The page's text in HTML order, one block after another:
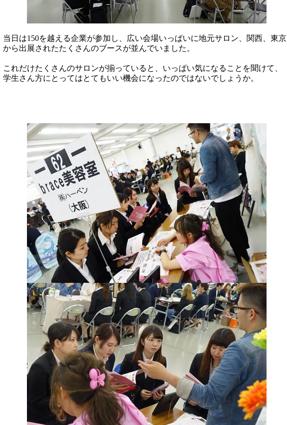
当日は150を越える企業が参加し、広い会場いっぱいに地元サロン、関西、東京
から出展されたたくさんのブースが並んでいました。
これだけたくさんのサロンが揃っていると、いっぱい気になることを聞けて、
学生さん方にとってはとてもいい機会になったのではないでしょうか。